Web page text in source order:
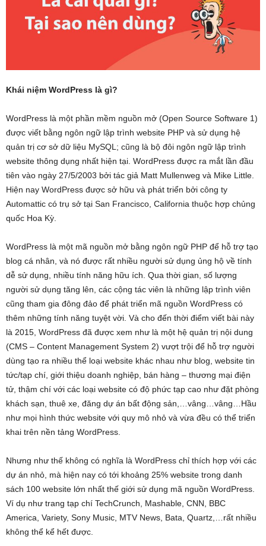
Khái niệm WordPress là gì?
WordPress là một phần mềm nguồn mở (Open Source Software 1)
được viết bằng ngôn ngữ lập trình website PHP và sử dụng hệ
quản trị cơ sở dữ liệu MySQL; cũng là bộ đôi ngôn ngữ lập trình
website thông dụng nhất hiện tại. WordPress được ra mắt lần đầu
tiên vào ngày 27/5/2003 bởi tác giả Matt Mullenweg và Mike Little.
Hiện nay WordPress được sở hữu và phát triển bởi công ty
Automattic có trụ sở tại San Francisco, California thuộc hợp chủng
quốc Hoa Kỳ.
WordPress là một mã nguồn mở bằng ngôn ngữ PHP để hỗ trợ tạo
blog cá nhân, và nó được rất nhiều người sử dụng ủng hộ về tính
dễ sử dụng, nhiều tính năng hữu ích. Qua thời gian, số lượng
người sử dụng tăng lên, các cộng tác viên là những lập trình viên
cũng tham gia đông đảo để phát triển mã nguồn WordPress có
thêm những tính năng tuyệt vời. Và cho đến thời điểm viết bài này
là 2015, WordPress đã được xem như là một hệ quản trị nội dung
(CMS – Content Management System 2) vượt trội để hỗ trợ người
dùng tạo ra nhiều thể loại website khác nhau như blog, website tin
tức/tạp chí, giới thiệu doanh nghiệp, bán hàng – thương mại điện
tử, thậm chí với các loại website có độ phức tạp cao như đặt phòng
khách sạn, thuê xe, đăng dự án bất động sản,…vâng…vâng…Hầu
như mọi hình thức website với quy mô nhỏ và vừa đều có thể triển
khai trên nền tảng WordPress.
Nhưng như thế không có nghĩa là WordPress chỉ thích hợp với các
dự án nhỏ, mà hiện nay có tới khoảng 25% website trong danh
sách 100 website lớn nhất thế giới sử dụng mã nguồn WordPress.
Ví dụ như trang tạp chí TechCrunch, Mashable, CNN, BBC
America, Variety, Sony Music, MTV News, Bata, Quartz,…rất nhiều
không thể kể hết được.